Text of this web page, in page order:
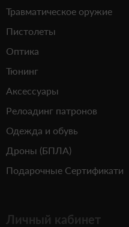
Травматическое оружие
Пистолеты
Оптика
Тюнинг
Аксессуары
Релоадинг патронов
Одежда и обувь
Дроны (БПЛА)
Подарочные Сертификати
Личный кабинет